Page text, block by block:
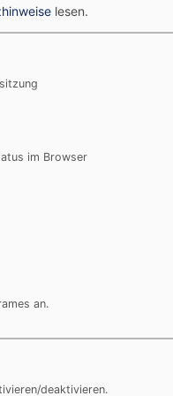
Die Taufkerze
sogar selbst
7 8
28 29
30
lesen.
im Browser
an.
deaktivieren.